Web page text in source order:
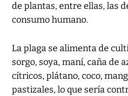
de plantas, entre ellas, las
consumo humano.
La plaga se alimenta de
sorgo, soya, maní, caña de
cítricos, plátano, coco,
pastizales, lo que sería